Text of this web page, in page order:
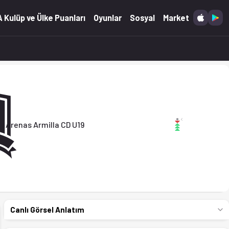
Kulüp ve Ülke Puanları Oyunlar Sosyal Market
Arenas Armilla CD U19
Canlı Görsel Anlatım